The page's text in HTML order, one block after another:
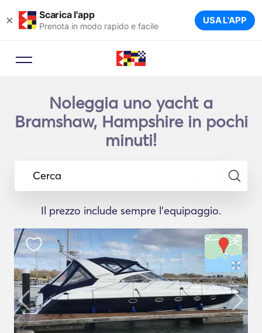
× Scarica l'app
Prenota in modo rapido e facile USA L'APP
Noleggia uno yacht a
Bramshaw, Hampshire in pochi
minuti!
Cerca
Il prezzo include sempre l'equipaggio.